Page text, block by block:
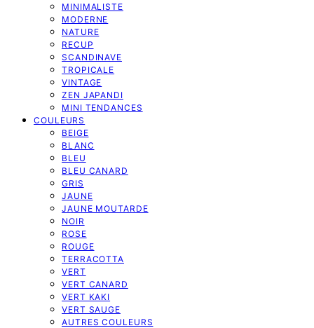
MINIMALISTE
MODERNE
NATURE
RECUP
SCANDINAVE
TROPICALE
VINTAGE
ZEN JAPANDI
MINI TENDANCES
COULEURS
BEIGE
BLANC
BLEU
BLEU CANARD
GRIS
JAUNE
JAUNE MOUTARDE
NOIR
ROSE
ROUGE
TERRACOTTA
VERT
VERT CANARD
VERT KAKI
VERT SAUGE
AUTRES COULEURS